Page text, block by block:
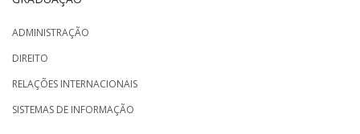
ADMINISTRAÇÃO
DIREITO
RELAÇÕES INTERNACIONAIS
SISTEMAS DE INFORMAÇÃO